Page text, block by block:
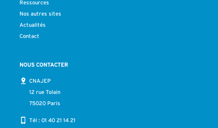
Ressources
Nos autres sites
Actualités
Contact
NOUS CONTACTER
CNAJEP
12 rue Tolain
75020 Paris
Tél : 01 40 21 14 21